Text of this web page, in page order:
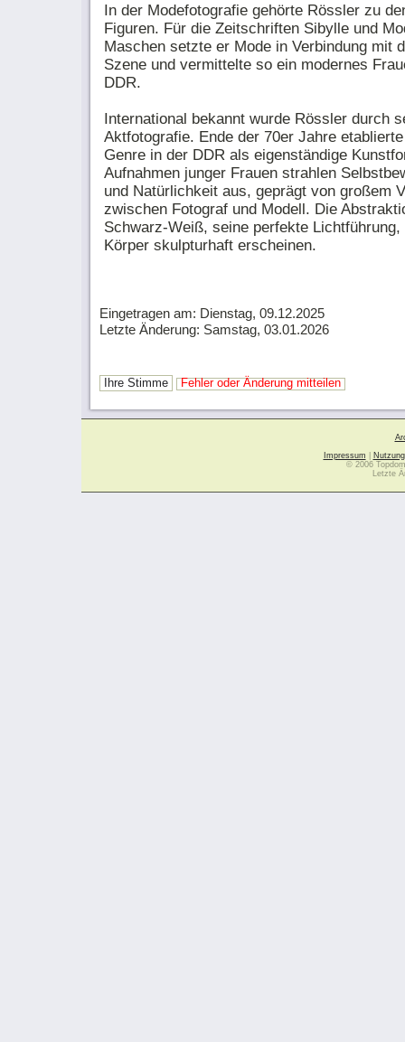
In der Modefotografie gehörte Rössler zu
Figuren. Für die Zeitschriften Sibylle und
Maschen setzte er Mode in Verbindung mit
Szene und vermittelte so ein modernes
DDR.
International bekannt wurde Rössler durch
Aktfotografie. Ende der 70er Jahre
Genre in der DDR als eigenständige
Aufnahmen junger Frauen strahlen
und Natürlichkeit aus, geprägt von großem
zwischen Fotograf und Modell. Die
Schwarz-Weiß, seine perfekte
Körper skulpturhaft erscheinen.
Eingetragen am: Dienstag, 09.12.2025
Letzte Änderung: Samstag, 03.01.2026
Ihre Stimme Fehler oder Änderung mitteilen
Impressum
© 2006
Letzte